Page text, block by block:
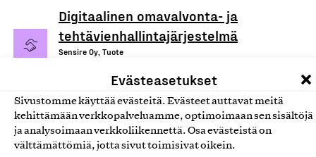
Evästeasetukset
Sivustomme käyttää evästeitä. Evästeet auttavat meitä
kehittämään verkkopalveluamme, optimoimaan sen sisältöjä
ja analysoimaan verkkoliikennettä. Osa evästeistä on
välttämättömiä, jotta sivut toimisivat oikein.
Digitaalinen omavalvonta- ja
tehtävienhallintajärjestelmä
Sensire Oy, Tuote
Ohjelmistopalvelut